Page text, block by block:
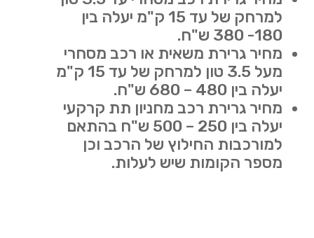
למרחק של עד 15 ק"מ יעלה בין
180- 380 ש"ח.
מחיר גרירת משאית או רכב מסחרי
מעל 3.5 טון למרחק של עד 15 ק"מ
יעלה בין 480 – 680 ש"ח.
מחיר גרירת רכב מחניון תת קרקעי
יעלה בין 250 – 500 ש"ח בהתאם
למורכבות החילוץ של הרכב וכן
מספר הקומות שיש לעלות.